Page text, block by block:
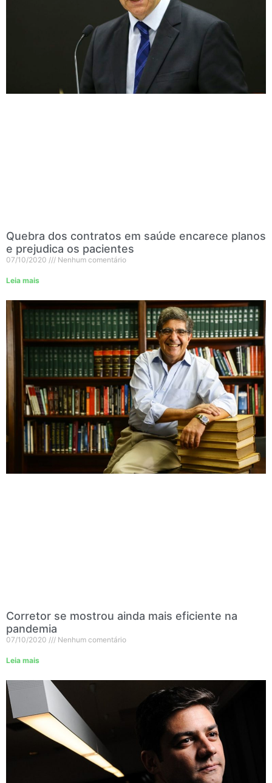
Quebra dos contratos em saúde encarece planos
e prejudica os pacientes
07/10/2020 Nenhum comentário
Leia mais
Corretor se mostrou ainda mais eficiente na
pandemia
07/10/2020 Nenhum comentário
Leia mais